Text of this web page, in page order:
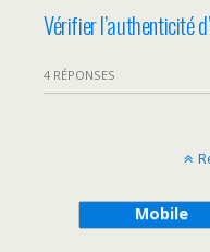
Vérifier l’authenticité
4 RÉPONSES
Mobile